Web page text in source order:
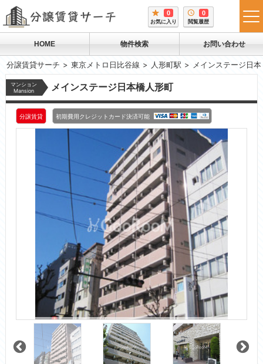
0
お気に入り
0
閲覧履歴
HOME 物件検索 お問い合わせ
分譲賃貸サーチ 東京メトロ日比谷線 人形町駅 メインステージ日
マンション
Mansion
メインステージ日本橋人形町
分譲賃貸 初期費用クレジットカード決済可能